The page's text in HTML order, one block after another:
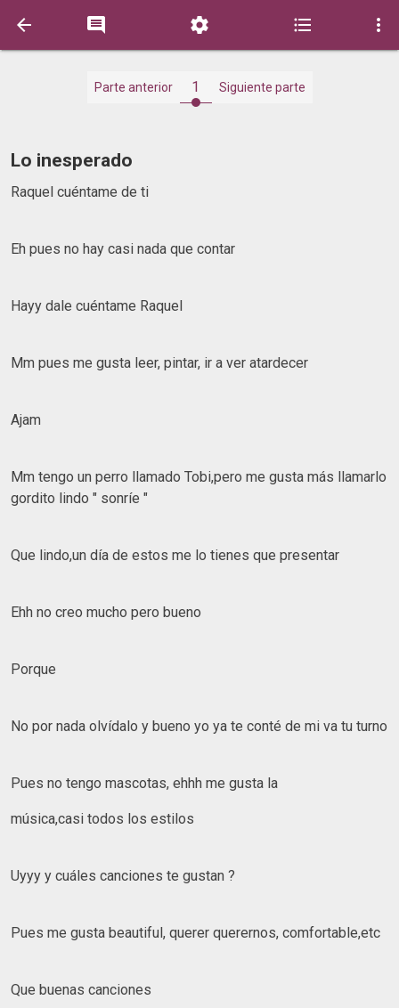
    
Parte anterior 1 Siguiente parte
Lo inesperado
Raquel cuéntame de ti
Eh pues no hay casi nada que contar
Hayy dale cuéntame Raquel
Mm pues me gusta leer, pintar, ir a ver atardecer
Ajam
Mm tengo un perro llamado Tobi,pero me gusta más llamarlo
gordito lindo " sonríe "
Que lindo,un día de estos me lo tienes que presentar
Ehh no creo mucho pero bueno
Porque
No por nada olvídalo y bueno yo ya te conté de mi va tu turno
Pues no tengo mascotas, ehhh me gusta la
música,casi todos los estilos
Uyyy y cuáles canciones te gustan ?
Pues me gusta beautiful, querer querernos, comfortable,etc
Que buenas canciones